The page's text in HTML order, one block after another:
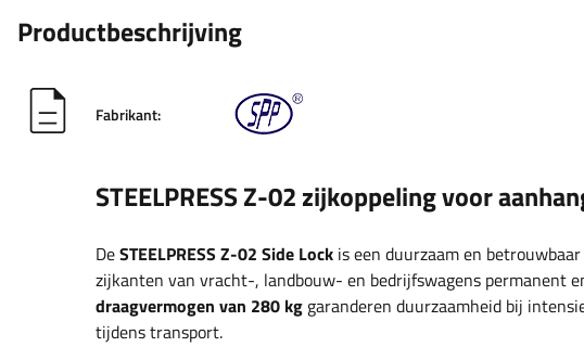
Productbeschrijving
Fabrikant:
STEELPRESS Z-02 zijkoppeling voor
DeSTEELPRESS Z-02 Side Lock is een duurzaam en
zijkanten van vracht-, landbouw- en bedrijfswagens permanent
draagvermogen van 280 kg garanderen duurzaamheid bij
tijdens transport.